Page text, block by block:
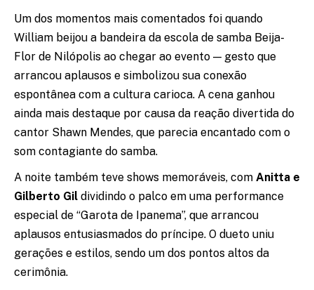
Um dos momentos mais comentados foi quando
William beijou a bandeira da escola de samba Beija-
Flor de Nilópolis ao chegar ao evento — gesto que
arrancou aplausos e simbolizou sua conexão
espontânea com a cultura carioca. A cena ganhou
ainda mais destaque por causa da reação divertida do
cantor Shawn Mendes, que parecia encantado com o
som contagiante do samba.
A noite também teve shows memoráveis, com Anitta e
Gilberto Gil dividindo o palco em uma performance
especial de “Garota de Ipanema”, que arrancou
aplausos entusiasmados do príncipe. O dueto uniu
gerações e estilos, sendo um dos pontos altos da
cerimônia.